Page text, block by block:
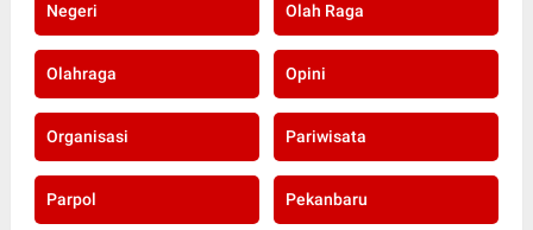
Negeri Olah Raga
Olahraga Opini
Organisasi Pariwisata
Parpol Pekanbaru